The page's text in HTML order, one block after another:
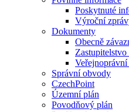
Poskytnuté
Výroční
Dokumenty
Obecně
Zastupitelstvo
Správní obvody
CzechPoint
Územní plán
Povodňový plán